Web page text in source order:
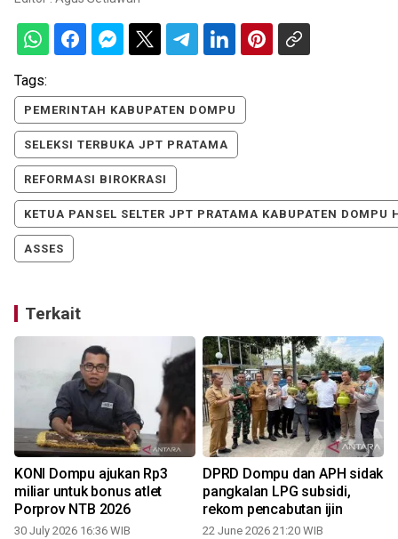
Tags:
PEMERINTAH KABUPATEN DOMPU
SELEKSI TERBUKA JPT PRATAMA
REFORMASI BIROKRASI
KETUA PANSEL SELTER JPT PRATAMA KABUPATEN DOMPU
ASSES
Terkait
KONI Dompu ajukan Rp3
miliar untuk bonus atlet
Porprov NTB 2026
30 July 2026 16:36 WIB
DPRD Dompu dan APH sidak
pangkalan LPG subsidi,
rekom pencabutan ijin
22 June 2026 21:20 WIB